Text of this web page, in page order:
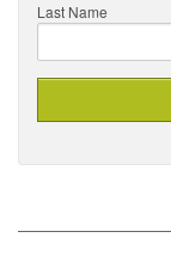
Last Name